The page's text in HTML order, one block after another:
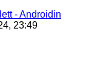
- Androidin
23:49